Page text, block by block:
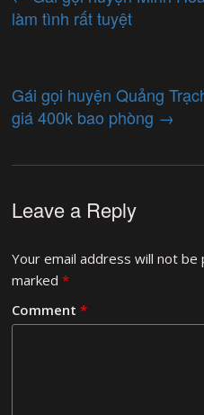
làm tình rất tuyệt
Gái gọi huyện Quảng
giá 400k bao phòng →
Leave a Reply
Your email address will not be
marked*
Comment*